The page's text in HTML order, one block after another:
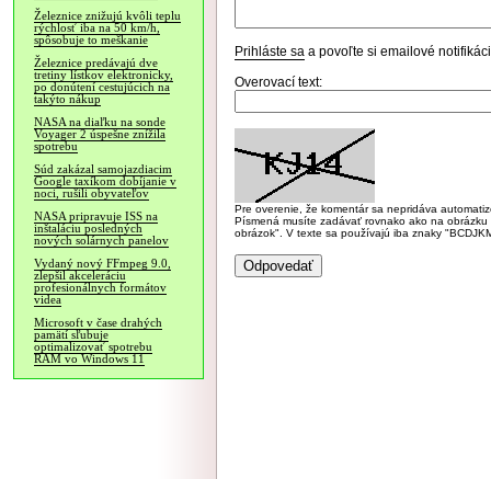
Železnice znižujú kvôli teplu
rýchlosť iba na 50 km/h,
spôsobuje to meškanie
Železnice predávajú dve
tretiny lístkov elektronicky,
po donútení cestujúcich na
takýto nákup
NASA na diaľku na sonde
Voyager 2 úspešne znížila
spotrebu
Súd zakázal samojazdiacim
Google taxíkom dobíjanie v
noci, rušili obyvateľov
NASA pripravuje ISS na
inštaláciu posledných
nových solárnych panelov
Vydaný nový FFmpeg 9.0,
zlepšil akceleráciu
profesionálnych formátov
videa
Microsoft v čase drahých
pamätí sľubuje
optimalizovať spotrebu
RAM vo Windows 11
Prihláste sa a povoľte si emailové
Overovací text:
Pre overenie, že komentár sa nepridáva
Písmená musíte zadávať rovnako ako na
obrázok". V texte sa používajú iba znaky